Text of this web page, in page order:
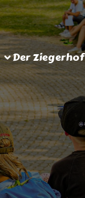
Der Ziegerhof